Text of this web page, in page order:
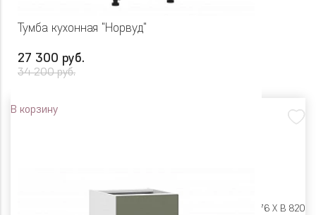
Тумба кухонная "Норвуд"
27 300 руб.
34 200 руб.
В корзину
Ш 500 X Г 576 X В 820